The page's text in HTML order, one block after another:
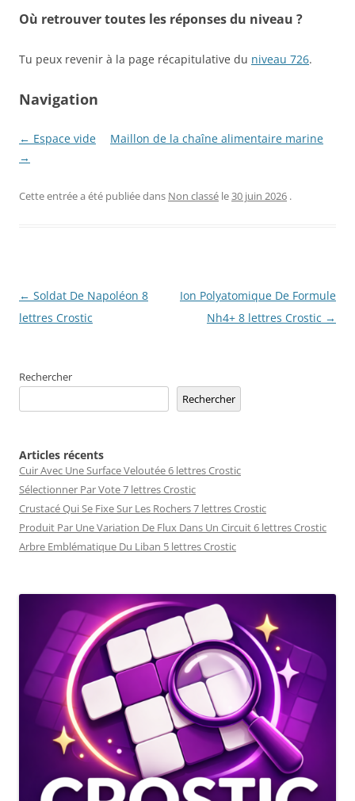
Où retrouver toutes les réponses du niveau ?
Tu peux revenir à la page récapitulative du niveau 726.
Navigation
← Espace vide
Maillon de la chaîne alimentaire marine
→
Cette entrée a été publiée dans Non classé le30 juin 2026 .
Navigation
des
← Soldat De Napoléon 8
lettres Crostic
Ion Polyatomique De Formule
Nh4+ 8 lettres Crostic →
Rechercher
Rechercher
Articles récents
Cuir Avec Une Surface Veloutée 6 lettres Crostic
Sélectionner Par Vote 7 lettres Crostic
Crustacé Qui Se Fixe Sur Les Rochers 7 lettres Crostic
Produit Par Une Variation De Flux Dans Un Circuit 6 lettres Crostic
Arbre Emblématique Du Liban 5 lettres Crostic